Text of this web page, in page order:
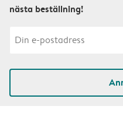
nästa beställning!